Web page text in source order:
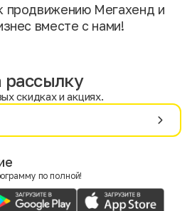
продвижению Мегахенд и
вместе с нами!
скидках и акциях.
по полной!